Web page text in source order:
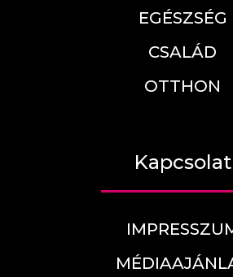
EGÉSZSÉG
CSALÁD
OTTHON
Kapcsolat